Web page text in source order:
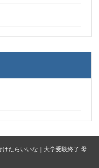
たらいいな｜大学受験終了 母